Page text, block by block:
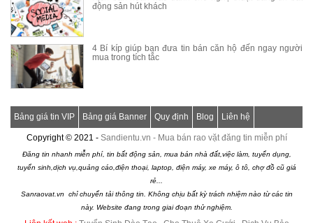
động sản hút khách
4 Bí kíp giúp bạn đưa tin bán căn hộ đến ngay người
mua trong tích tắc
Bảng giá tin VIP Bảng giá Banner Quy định Blog Liên hệ
Copyright © 2021 - Sandientu.vn - Mua bán rao vặt đăng tin miễn phí
Đăng tin nhanh miễn phí, tin bất động sản, mua bán nhà đất,việc làm, tuyển dụng,
tuyển sinh,dịch vụ,quảng cáo,điện thoại, laptop, điện máy, xe máy, ô tô, chợ đồ cũ giá
rẻ...
Sanraovat.vn chỉ chuyển tải thông tin. Không chịu bất kỳ trách nhiệm nào từ các tin
này. Website đang trong giai đoạn thử nghiệm.